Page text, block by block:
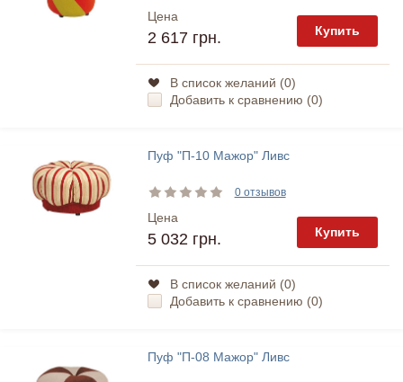
Цена
2 617 грн. Купить
В список желаний (0)
Добавить к сравнению (0)
Пуф "П-10 Мажор" Ливс
0 отзывов
Цена
5 032 грн. Купить
В список желаний (0)
Добавить к сравнению (0)
Пуф "П-08 Мажор" Ливс